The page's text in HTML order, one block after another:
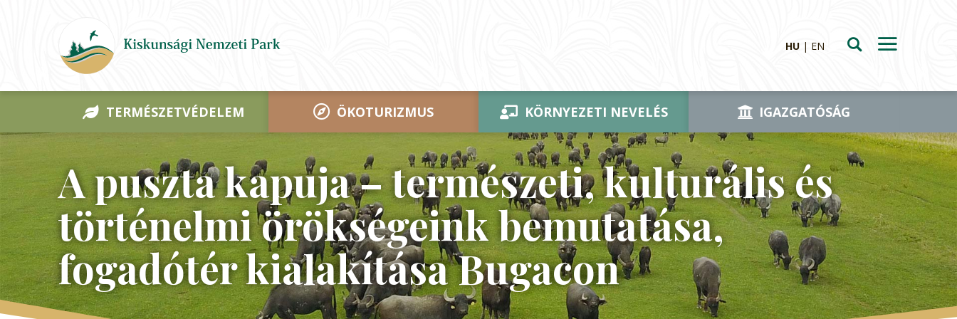
HU EN
TERMÉSZETVÉDELEM ÖKOTURIZMUS KÖRNYEZETI NEVELÉS IGAZGATÓSÁG
A puszta kapuja – természeti, kulturális és
történelmi örökségeink bemutatása,
fogadótér kialakítása Bugacon